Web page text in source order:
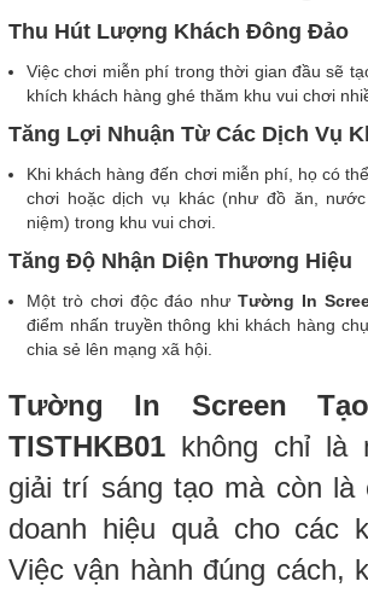
Thu Hút Lượng Khách Đông Đảo
Việc chơi miễn phí trong thời gian đầu sẽ
khích khách hàng ghé thăm khu vui chơi
Tăng Lợi Nhuận Từ Các Dịch Vụ
Khi khách hàng đến chơi miễn phí, họ có
chơi hoặc dịch vụ khác (như đồ ăn,
niệm) trong khu vui chơi.
Tăng Độ Nhận Diện Thương Hiệu
Một trò chơi độc đáo như Tường In
điểm nhấn truyền thông khi khách hàng
chia sẻ lên mạng xã hội.
Tường In Screen
TISTHKB01 không chỉ là
giải trí sáng tạo mà còn là
doanh hiệu quả cho các
Việc vận hành đúng cách,